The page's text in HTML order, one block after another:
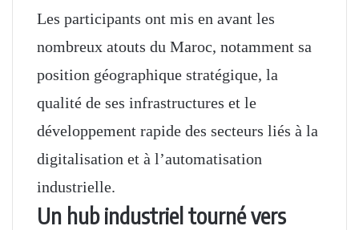
Les participants ont mis en avant les
nombreux atouts du Maroc, notamment sa
position géographique stratégique, la
qualité de ses infrastructures et le
développement rapide des secteurs liés à la
digitalisation et à l’automatisation
industrielle.
Un hub industriel tourné vers